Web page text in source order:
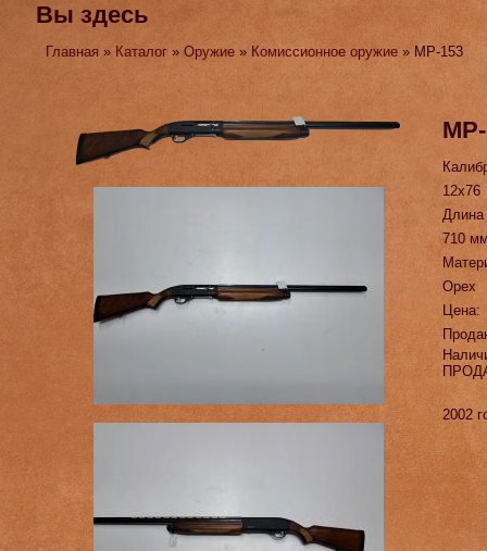
Вы здесь
Главная » Каталог »Оружие » Комиссионное оружие » МР-153
МР-
12х76
710
Орех
Цена:
2002